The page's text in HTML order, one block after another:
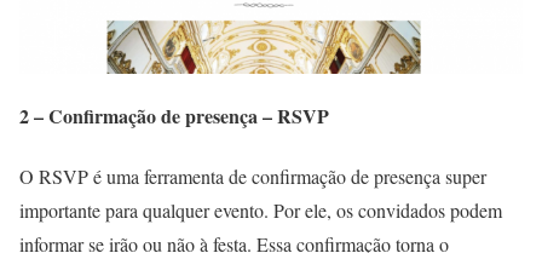
2 – Confirmação de presença – RSVP
O RSVP é uma ferramenta de confirmação de presença super
importante para qualquer evento. Por ele, os convidados podem
informar se irão ou não à festa. Essa confirmação torna o